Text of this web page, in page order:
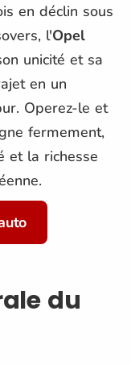
en déclin sous
l'Opel
unicité et sa
en un
Operez-le et
fermement,
et la richesse
du